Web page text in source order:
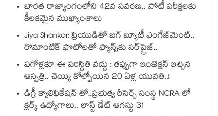
భారత రాజ్యాంగంలోని 42వ సవరణ.. పోటీ పరీక్షలకు
కీలకమైన ముఖ్యాంశాలు
Jiya Shankar: ప్రియుడితో బిగ్ బ్యూటీ ఎంగేజ్‌మెంట్..
రొమాంటిక్ ఫొటోలతో ఫ్యాన్స్⁬కు సర్‌ప్రైజ్..
పగోళ్లకూ ఈ పరిస్థితి వద్దు : తప్పుగా ఇంజెక్షన్ ఇచ్చిన
ఆస్పత్రి.. చెయ్యి కోల్పోయిన 20 ఏళ్ల యువతి..!
డిగ్రీ క్వాలిఫికేషన్ తో..ప్రభుత్వ రీసెర్చ్ సంస్థ NCRA లో
క్లర్క్ ఉద్యోగాలు.. లాస్ట్ డేట్ ఆగస్టు 31